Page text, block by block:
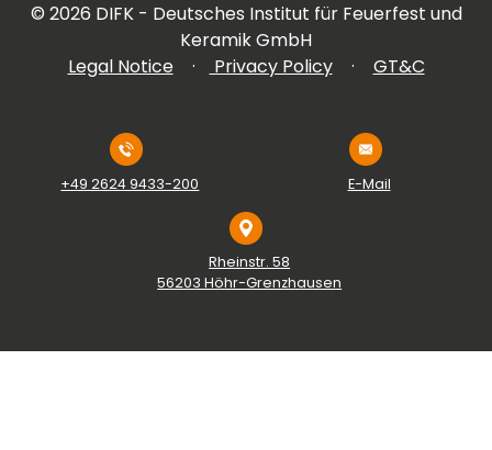
© 2026 DIFK - Deutsches Institut für Feuerfest und
Keramik GmbH
Legal Notice
· Privacy Policy · GT&C
+49 2624 9433-200 E-Mail
Rheinstr. 58
56203 Höhr-Grenzhausen